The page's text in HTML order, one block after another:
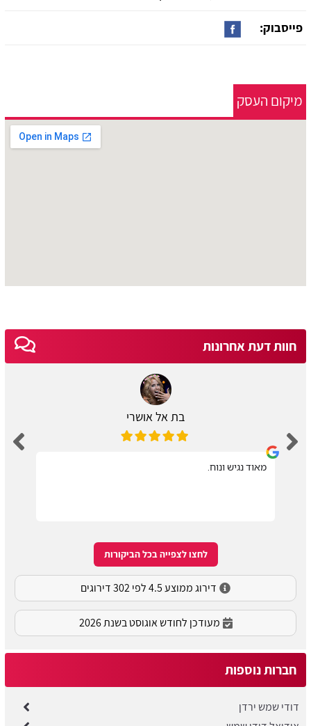
פייסבוק:
מיקום העסק
חוות דעת אחרונות
בת אל אושרי
מאוד נגיש ונוח.
לחצו לצפייה בכל הביקורות
דירוג ממוצע 4.5 לפי 302 דירוגים
מעודכן לחודש אוגוסט בשנת 2026
חברות נוספות
דודי שמש ירדן